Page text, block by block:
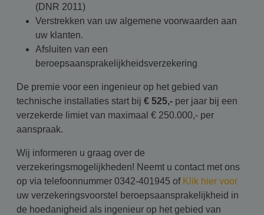
(DNR 2011)
Verstrekken van uw algemene voorwaarden aan
uw klanten.
Afsluiten van een
beroepsaansprakelijkheidsverzekering
De premie voor een ingenieur op het gebied van
technische installaties start bij € 525,- per jaar bij een
verzekerde limiet van maximaal € 250.000,- per
aanspraak.
Wij informeren u graag over de
verzekeringsmogelijkheden! Neemt u contact met ons
op via telefoonnummer 0342-401945 of Klik hier voor
uw verzekeringsvoorstel beroepsaansprakelijkheid in
de hoedanigheid als ingenieur op het gebied van